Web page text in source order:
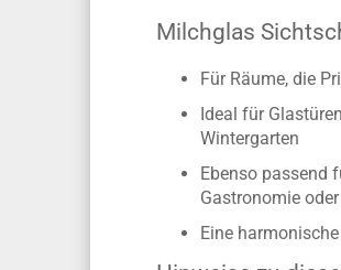
Milchglas
Für Räume, die
Ideal für
Wintergarten
Ebenso passend
Gastronomie
Eine